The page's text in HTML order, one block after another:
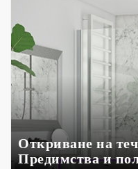
Откриване на
Предимства и